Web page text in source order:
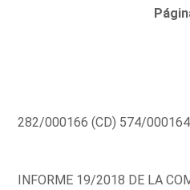
282/000166 (CD) 574/
INFORME 19/2018 DE LA